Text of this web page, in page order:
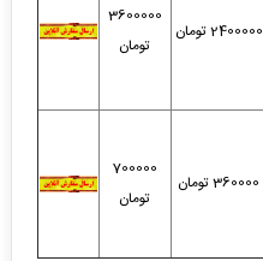
2400000 تومان
3600000
تومان
360000 تومان
700000
تومان